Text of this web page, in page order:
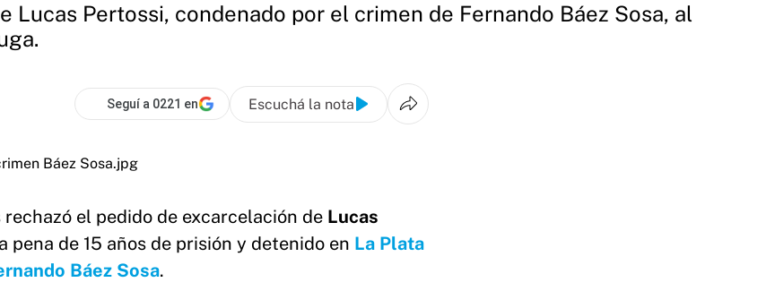
Lucas Pertossi, condenado por el crimen de Fernando Báez Sosa, al
Seguí a 0221 en Escuchá la nota
el pedido de excarcelación de Lucas
pena de 15 años de prisión y detenido en La Plata
Báez Sosa.